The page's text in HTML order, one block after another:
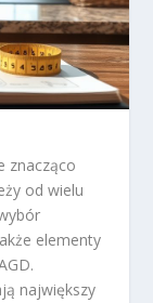
znacząco
od wielu
elementy
największy